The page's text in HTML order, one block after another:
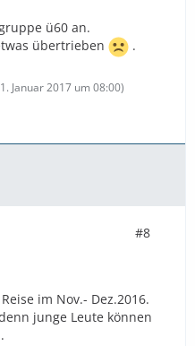
ü60 an.
übertrieben
.
Januar 2017 um 08:00)
#8
im Nov.- Dez.2016.
junge Leute können